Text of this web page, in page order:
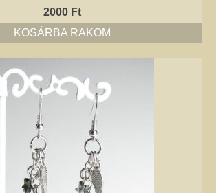
2000 Ft
KOSÁRBA RAKOM